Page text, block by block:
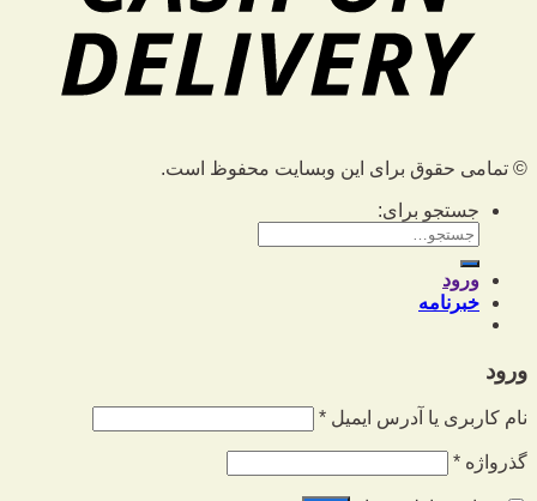
© تمامی حقوق برای این وبسایت محفوظ است.
جستجو برای:
ورود
خبرنامه
ورود
نام کاربری یا آدرس ایمیل *
گذرواژه *